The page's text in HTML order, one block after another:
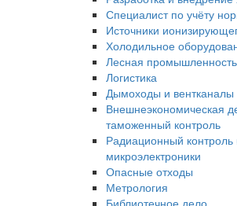
Специалист по учёту
Источники
Холодильное
Лесная промышленность
Логистика
Дымоходы и вентканалы
Внешнеэкономическая
таможенный контроль
Радиационный контроль
микроэлектроники
Опасные отходы
Метрология
Библиотечное дело